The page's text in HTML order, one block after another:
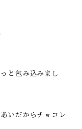
と包み込みまし
いだからチョコレ